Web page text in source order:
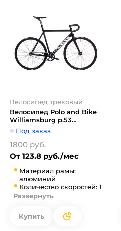
Велосипед трековый
Велосипед Polo and Bike
Williamsburg р.53
(черный)
Под заказ
1800 руб.
От 123.8 руб./мес
Материал рамы:
алюминий
Количество скоростей: 1
Развернуть
Купить